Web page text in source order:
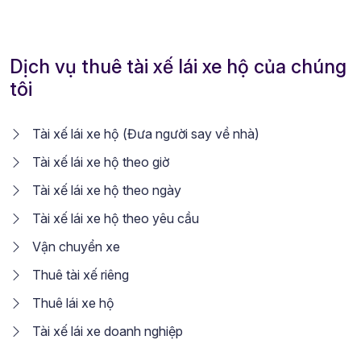
Dịch vụ thuê tài xế lái xe hộ của chúng
tôi
Tài xế lái xe hộ (Đưa người say về nhà)
Tài xế lái xe hộ theo giờ
Tài xế lái xe hộ theo ngày
Tài xế lái xe hộ theo yêu cầu
Vận chuyển xe
Thuê tài xế riêng
Thuê lái xe hộ
Tài xế lái xe doanh nghiệp